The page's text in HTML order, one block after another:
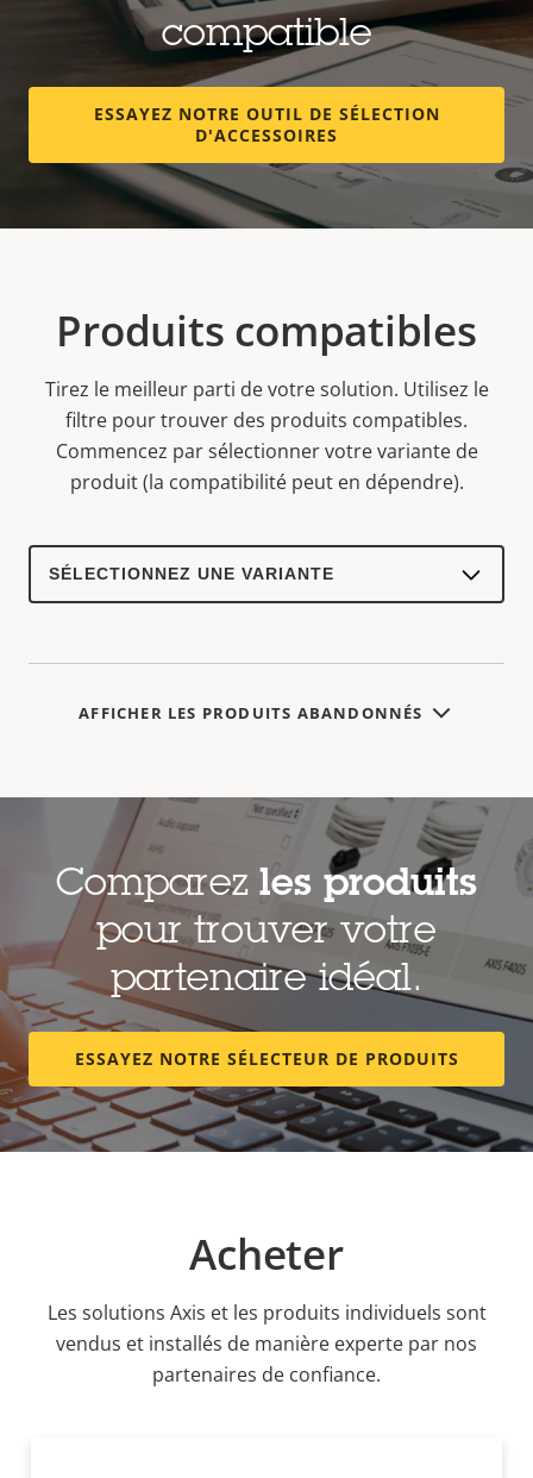
compatible
ESSAYEZ NOTRE OUTIL DE SÉLECTION
D'ACCESSOIRES
Produits compatibles
Tirez le meilleur parti de votre solution. Utilisez le
filtre pour trouver des produits compatibles.
Commencez par sélectionner votre variante de
produit (la compatibilité peut en dépendre).
Select
product
AFFICHER LES PRODUITS ABANDONNÉS
Comparez les produits
pour trouver votre
partenaire idéal.
ESSAYEZ NOTRE SÉLECTEUR DE PRODUITS
Acheter
Les solutions Axis et les produits individuels sont
vendus et installés de manière experte par nos
partenaires de confiance.